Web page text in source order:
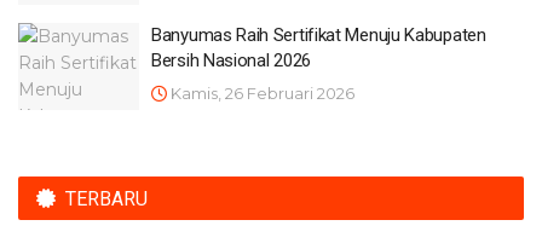
Banyumas Raih Sertifikat Menuju Kabupaten
Bersih Nasional 2026
Kamis, 26 Februari 2026
TERBARU